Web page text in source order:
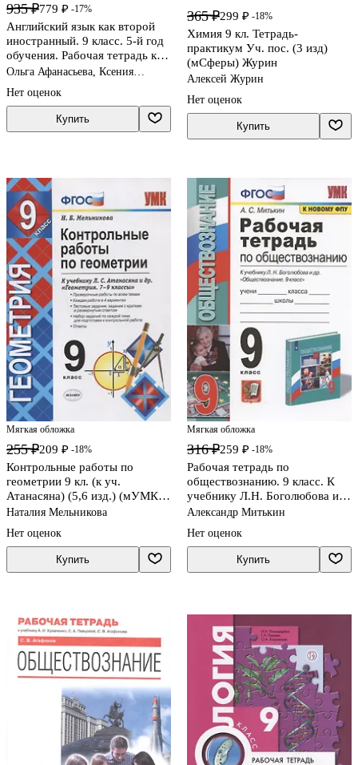
935 ₽779 ₽ -17%
Английский язык как второй
иностранный. 9 класс. 5-й год
обучения. Рабочая тетрадь к
учебнику О.В. Афанасьевой,
Ольга Афанасьева, Ксения
Нет оценок
Купить
365 ₽299 ₽ -18%
Химия 9 кл. Тетрадь-
практикум Уч. пос. (3 изд)
(мСферы) Журин
Алексей Журин
Нет оценок
Купить
Мягкая обложка
255 ₽209 ₽ -18%
Контрольные работы по
геометрии 9 кл. (к уч.
Атанасяна) (5,6 изд.) (мУМК)
Мельникова (ФГОС)
Наталия Мельникова
Нет оценок
Купить
Мягкая обложка
316 ₽259 ₽ -18%
Рабочая тетрадь по
обществознанию. 9 класс. К
учебнику Л.Н. Боголюбова и
др. "Обществознание. 9 класс"
Александр Митькин
Нет оценок
Купить